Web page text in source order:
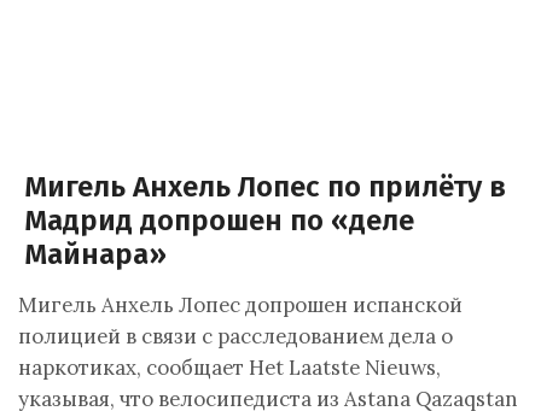
Мигель Анхель Лопес по прилёту в
Мадрид допрошен по «деле
Майнара»
Мигель Анхель Лопес допрошен испанской
полицией в связи с расследованием дела о
наркотиках, сообщает Het Laatste Nieuws,
указывая, что велосипедиста из Astana Qazaqstan